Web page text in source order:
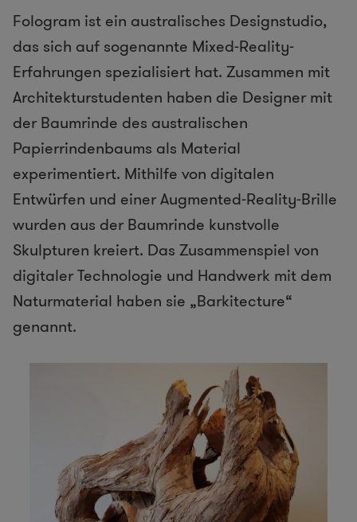
Fologram ist ein australisches Designstudio,
das sich auf sogenannte Mixed-Reality-
Erfahrungen spezialisiert hat. Zusammen mit
Architekturstudenten haben die Designer mit
der Baumrinde des australischen
Papierrindenbaums als Material
experimentiert. Mithilfe von digitalen
Entwürfen und einer Augmented-Reality-Brille
wurden aus der Baumrinde kunstvolle
Skulpturen kreiert. Das Zusammenspiel von
digitaler Technologie und Handwerk mit dem
Naturmaterial haben sie „Barkitecture“
genannt.